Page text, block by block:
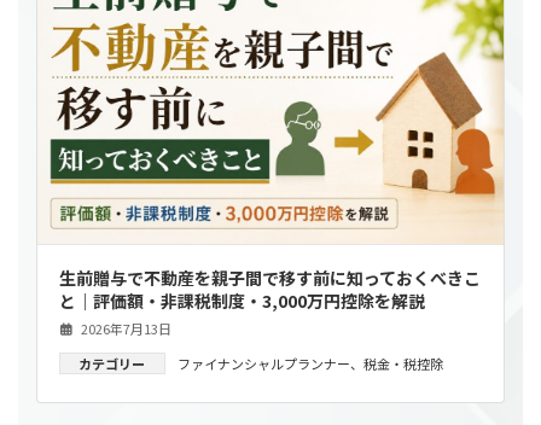
生前贈与で不動産を親子間で移す前に知っておくべきこ
と｜評価額・非課税制度・3,000万円控除を解説
2026年7月13日
カテゴリー
ファイナンシャルプランナー、 税金・税控除